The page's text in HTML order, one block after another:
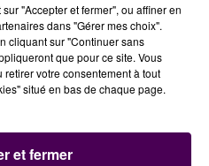
pour le V and B Fest' 2026 !
"Accepter et fermer", ou affiner en
dans "Gérer mes choix".
cliquant sur "Continuer sans
que pour ce site. Vous
votre consentement à tout
situé en bas de chaque page.
et fermer